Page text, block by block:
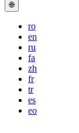
🌐
ro
en
ru
fa
zh
fr
tr
es
eo